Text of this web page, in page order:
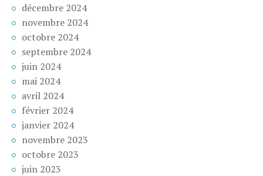
décembre 2024
novembre 2024
octobre 2024
septembre 2024
juin 2024
mai 2024
avril 2024
février 2024
janvier 2024
novembre 2023
octobre 2023
juin 2023